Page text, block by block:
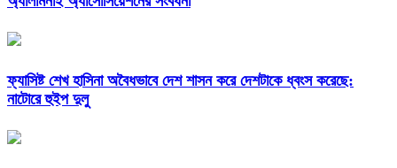
ফ্যাসিষ্ট শেখ হাসিনা অবৈধভাবে দেশ শাসন করে দেশটাকে ধ্বংস করেছে:
নাটোরে হুইপ দুলু